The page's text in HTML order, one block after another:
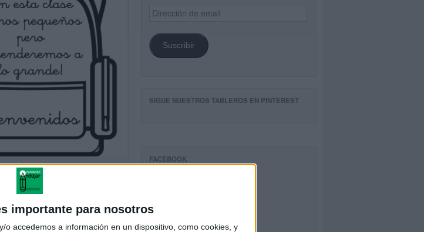
importante para nosotros
o accedemos a información en un dispositivo, como cookies, y
Dirección
de
Suscribir
SIGUE NUESTROS TABLEROS EN PINTEREST
FACEBOOK